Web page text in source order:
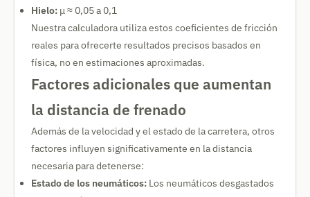
Hielo: μ ≈ 0,05 a 0,1
Nuestra calculadora utiliza estos coeficientes de fricción
reales para ofrecerte resultados precisos basados en
física, no en estimaciones aproximadas.
Factores adicionales que aumentan
la distancia de frenado
Además de la velocidad y el estado de la carretera, otros
factores influyen significativamente en la distancia
necesaria para detenerse:
Estado de los neumáticos: Los neumáticos desgastados